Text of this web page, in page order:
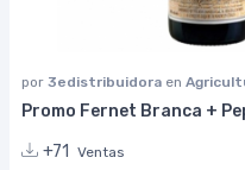
por 3edistribuidora en
Promo Fernet Branca +
+71
Ventas